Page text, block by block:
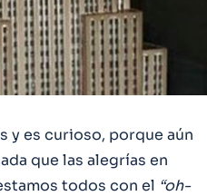
y es curioso, porque aún
que las alegrías en
todos con el “oh-